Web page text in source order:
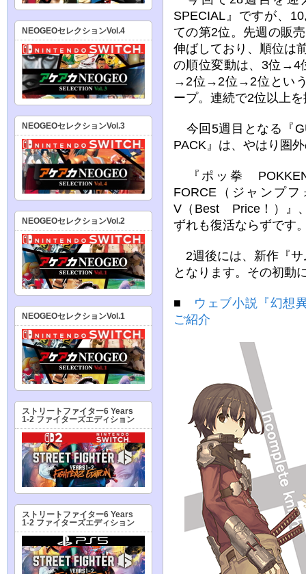
SPECIAL』ですが、
ての第2位。先週の販
伸ばしており、順位は
の順位変動は、3位
→2位→2位→2位という
ープ。連続で2位以上
今回5週目となる
PACK』は、やはり圏
『ポッ拳
FORCE（ジャンプ
V（Best Price！）』
ずれも復活ならずです
2週後には、新作『サ
となります。その初動
■ ウェブ小説『幻想
ご紹介
NEOGEOセレクションVol.4
NEOGEOセレクションVol.3
NEOGEOセレクションVol.2
NEOGEOセレクションVol.1
ストリートファイター6 Years
1-2 ファイターズエディション
ストリートファイター6 Years
1-2 ファイターズエディション